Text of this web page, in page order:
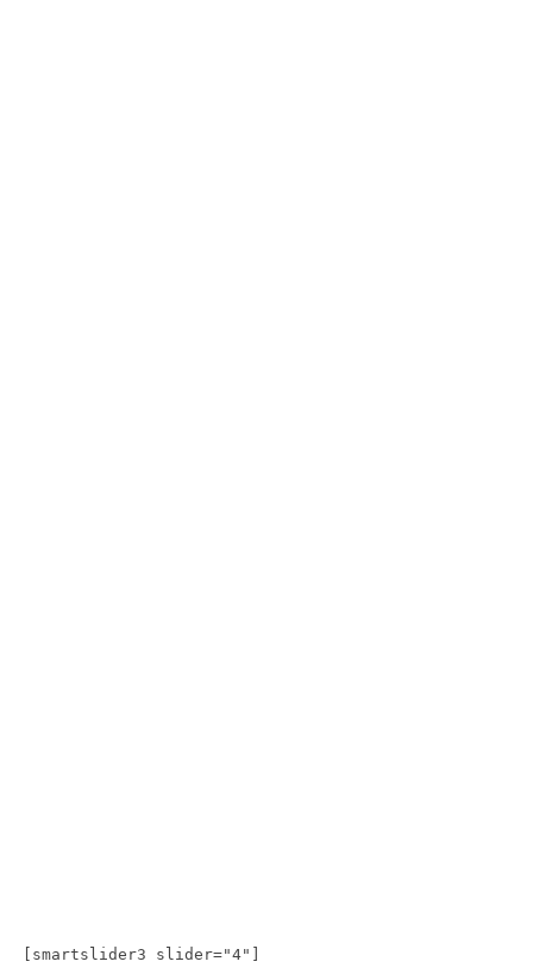
[smartslider3 slider="4"]